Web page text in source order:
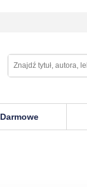
Darmowe